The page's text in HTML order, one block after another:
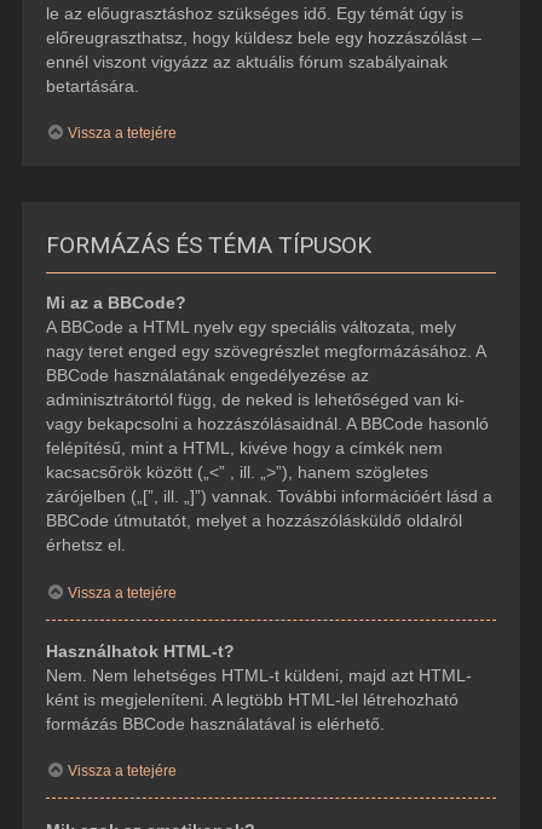
le az előugrasztáshoz szükséges idő. Egy témát úgy is
előreugraszthatsz, hogy küldesz bele egy hozzászólást –
ennél viszont vigyázz az aktuális fórum szabályainak
betartására.
Vissza a tetejére
FORMÁZÁS ÉS TÉMA TÍPUSOK
Mi az a BBCode?
A BBCode a HTML nyelv egy speciális változata, mely
nagy teret enged egy szövegrészlet megformázásához. A
BBCode használatának engedélyezése az
adminisztrátortól függ, de neked is lehetőséged van ki-
vagy bekapcsolni a hozzászólásaidnál. A BBCode hasonló
felépítésű, mint a HTML, kivéve hogy a címkék nem
kacsacsőrök között („<” , ill. „>”), hanem szögletes
zárójelben („[”, ill. „]”) vannak. További információért lásd a
BBCode útmutatót, melyet a hozzászólásküldő oldalról
érhetsz el.
Vissza a tetejére
Használhatok HTML-t?
Nem. Nem lehetséges HTML-t küldeni, majd azt HTML-
ként is megjeleníteni. A legtöbb HTML-lel létrehozható
formázás BBCode használatával is elérhető.
Vissza a tetejére